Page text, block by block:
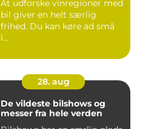
At udforske vinregioner med
bil giver en helt særlig
frihed. Du kan køre ad små
l...
28. aug
De vildeste bilshows og
messer fra hele verden